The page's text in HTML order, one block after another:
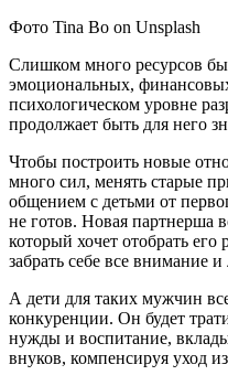
Фото Tina Bo on Unsplash
Слишком много ресурсов
эмоциональных,
психологическом уровне
продолжает быть для него
Чтобы построить новые
много сил, менять старые
общением с детьми от
не готов. Новая партнерша
который хочет отобрать его
забрать себе все внимание
А дети для таких мужчин
конкуренции. Он будет
нужды и воспитание,
внуков, компенсируя уход